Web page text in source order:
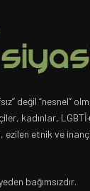
değil “nesnel”
kadınlar,
ezilen etnik ve
bağımsızdır.